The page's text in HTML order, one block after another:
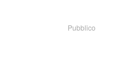
Pubblico